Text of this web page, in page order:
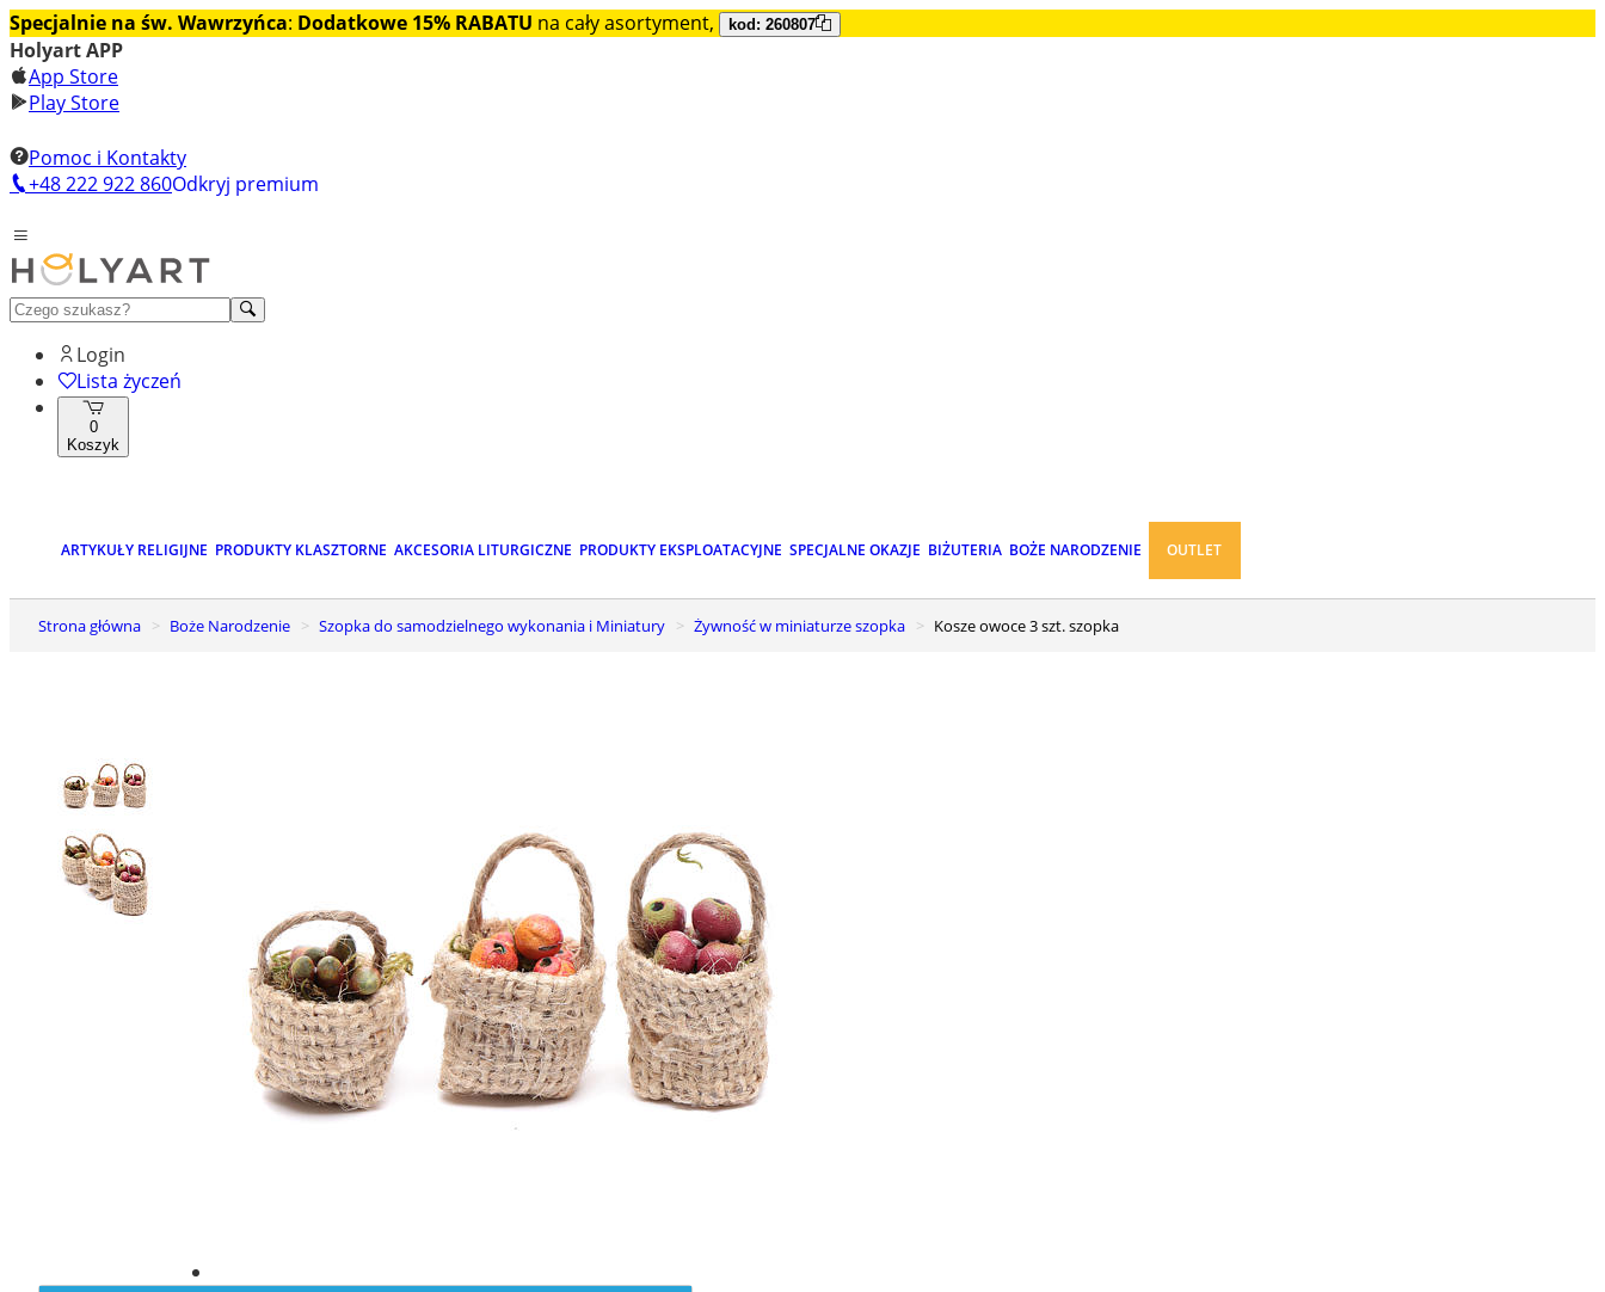
Specjalnie na św. Wawrzyńca: Dodatkowe 15% RABATU na cały asortyment, kod: 260807
Holyart APP
App Store
Play Store
Pomoc i Kontakty
+48 222 922 860Odkryj premium
Login
Lista życzeń
0
Koszyk
ARTYKUŁY RELIGIJNE PRODUKTY KLASZTORNE AKCESORIA LITURGICZNE PRODUKTY EKSPLOATACYJNE SPECJALNE OKAZJE BIŻUTERIA BOŻE NARODZENIE OUTLET
Strona główna Boże Narodzenie Szopka do samodzielnego wykonania i Miniatury Żywność w miniaturze szopka Kosze owoce 3 szt. szopka